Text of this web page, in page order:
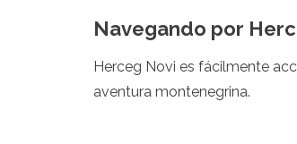
Suecia
Turquía
Ucrania
Navegando por
Herceg Novi es fácilmente
aventura montenegrina.